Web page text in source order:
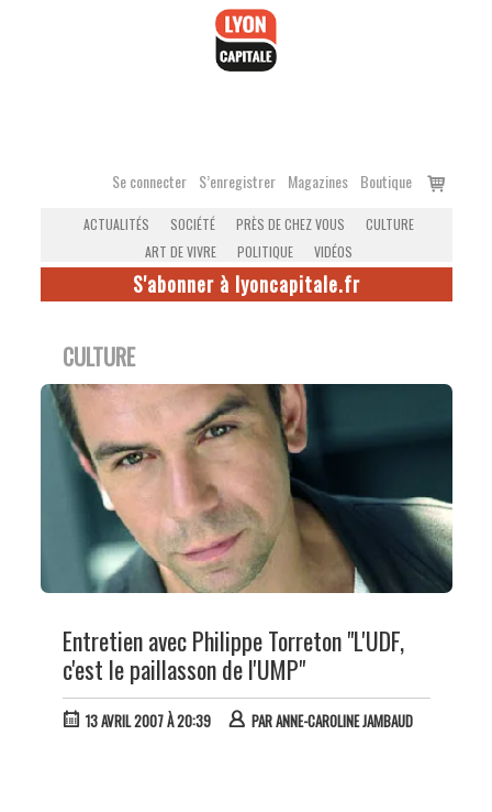
Se connecter S’enregistrer Magazines Boutique
Voir
ACTUALITÉS SOCIÉTÉ PRÈS DE CHEZ VOUS
CULTURE
ART DE VIVRE
POLITIQUE VIDÉOS
S'abonner à lyoncapitale.fr
CULTURE
Entretien avec Philippe Torreton "L'UDF,
c'est le paillasson de l'UMP"
13 AVRIL 2007 À 20:39 PARANNE-CAROLINE JAMBAUD